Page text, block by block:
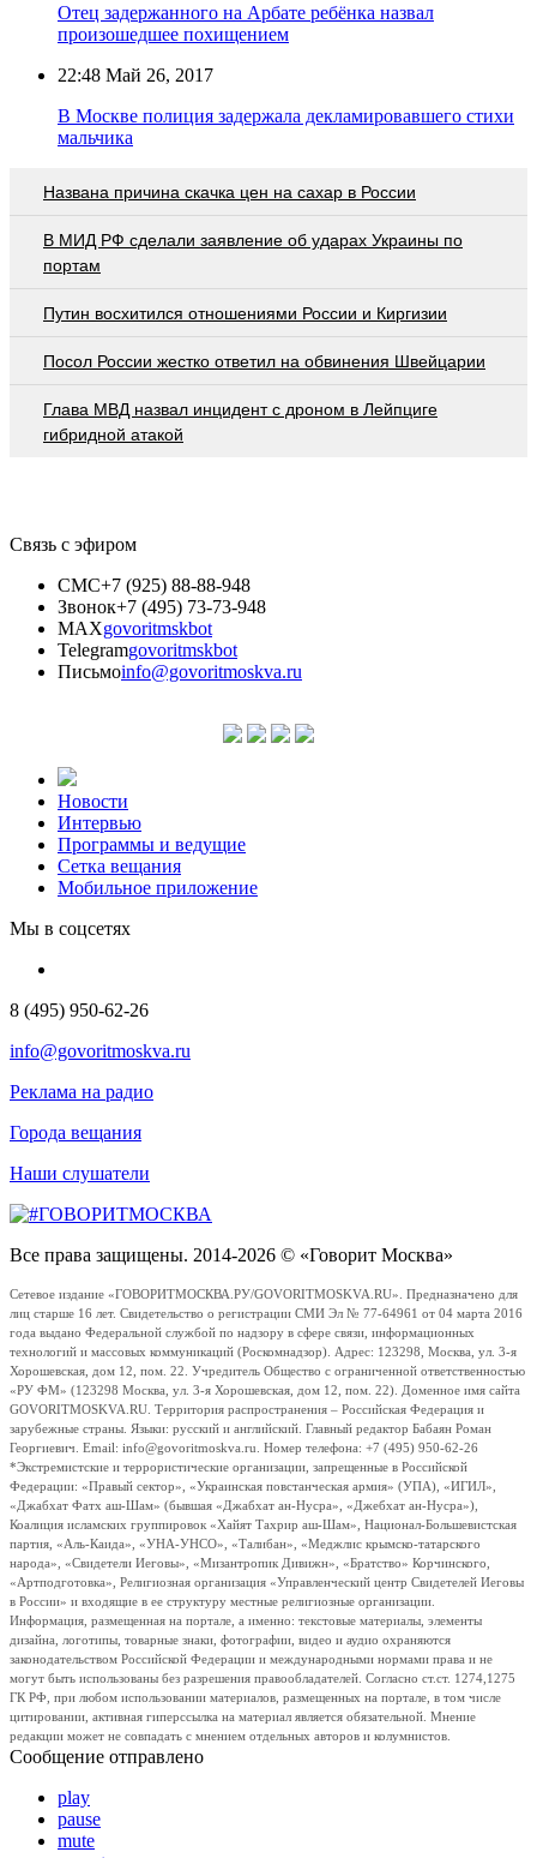
Отец задержанного на Арбате ребёнка назвал
произошедшее похищением
22:48 Май 26, 2017
В Москве полиция задержала декламировавшего стихи
мальчика
Названа причина скачка цен на сахар в России
В МИД РФ сделали заявление об ударах Украины по
портам
Путин восхитился отношениями России и Киргизии
Посол России жестко ответил на обвинения Швейцарии
Глава МВД назвал инцидент с дроном в Лейпциге
гибридной атакой
Связь с эфиром
СМС+7 (925) 88-88-948
Звонок+7 (495) 73-73-948
MAXgovoritmskbot
Telegramgovoritmskbot
Письмоinfo@govoritmoskva.ru
Новости
Интервью
Программы и ведущие
Сетка вещания
Мобильное приложение
Мы в соцсетях
8 (495) 950-62-26
info@govoritmoskva.ru
Реклама на радио
Города вещания
Наши слушатели
Все права защищены. 2014-2026 © «Говорит Москва»
Сетевое издание «ГОВОРИТМОСКВА.РУ/GOVORITMOSKVA.RU». Предназначено для
лиц старше 16 лет. Свидетельство о регистрации СМИ Эл № 77-64961 от 04 марта 2016
года выдано Федеральной службой по надзору в сфере связи, информационных
технологий и массовых коммуникаций (Роскомнадзор). Адрес: 123298, Москва, ул. 3-я
Хорошевская, дом 12, пом. 22. Учредитель Общество с ограниченной ответственностью
«РУ ФМ» (123298 Москва, ул. 3-я Хорошевская, дом 12, пом. 22). Доменное имя сайта
GOVORITMOSKVA.RU. Территория распространения – Российская Федерация и
зарубежные страны. Языки: русский и английский. Главный редактор Бабаян Роман
Георгиевич. Email: info@govoritmoskva.ru. Номер телефона: +7 (495) 950-62-26
*Экстремистские и террористические организации, запрещенные в Российской
Федерации: «Правый сектор», «Украинская повстанческая армия» (УПА), «ИГИЛ»,
«Джабхат Фатх аш-Шам» (бывшая «Джабхат ан-Нусра», «Джебхат ан-Нусра»),
Коалиция исламских группировок «Хайят Тахрир аш-Шам», Национал-Большевистская
партия, «Аль-Каида», «УНА-УНСО», «Талибан», «Меджлис крымско-татарского
народа», «Свидетели Иеговы», «Мизантропик Дивижн», «Братство» Корчинского,
«Артподготовка», Религиозная организация «Управленческий центр Свидетелей Иеговы
в России» и входящие в ее структуру местные религиозные организации.
Информация, размещенная на портале, а именно: текстовые материалы, элементы
дизайна, логотипы, товарные знаки, фотографии, видео и аудио охраняются
законодательством Российской Федерации и международными нормами права и не
могут быть использованы без разрешения правообладателей. Согласно ст.ст. 1274,1275
ГК РФ, при любом использовании материалов, размещенных на портале, в том числе
цитировании, активная гиперссылка на материал является обязательной. Мнение
редакции может не совпадать с мнением отдельных авторов и колумнистов.
Сообщение отправлено
play
pause
mute